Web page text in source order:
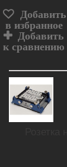
Добавить
в избранное
Добавить
к сравнению